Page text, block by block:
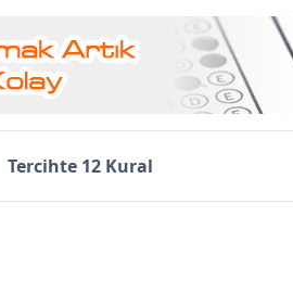
Tercihte 12 Kural